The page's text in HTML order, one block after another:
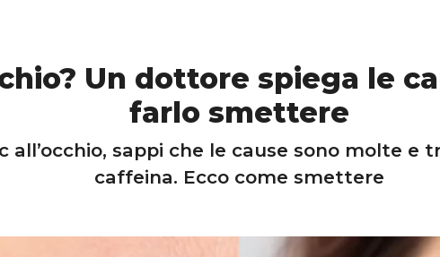
Un dottore spiega le
farlo smettere
sappi che le cause sono molte e
caffeina. Ecco come smettere